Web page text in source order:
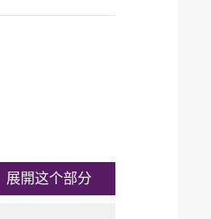
展開这个部分